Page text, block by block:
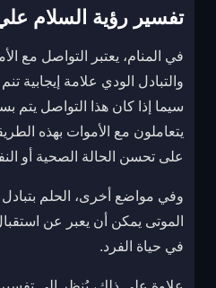
تفسير رؤية السلام
في المنام، يعتبر التواصل مع
والتبادل الودي علامة إيجابية
سيما إذا كان هذا التواصل يتم
يتعاملون مع الأموات بهذه
على تحسن الحالة الصحية أو
وفي مواضع أخرى، الحلم بتبادل
الموتى يمكن أن يعبر عن
في حياة الفرد.